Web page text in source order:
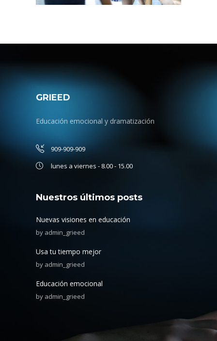
GRIEED
Educación emocional y dramatización
909-909-909
lunes a viernes - 8.00 - 15.00
Nuestros últimos posts
Nuevas visiones en educación
by admin_grieed
Usa tu tiempo mejor
by admin_grieed
Educación emocional
by admin_grieed